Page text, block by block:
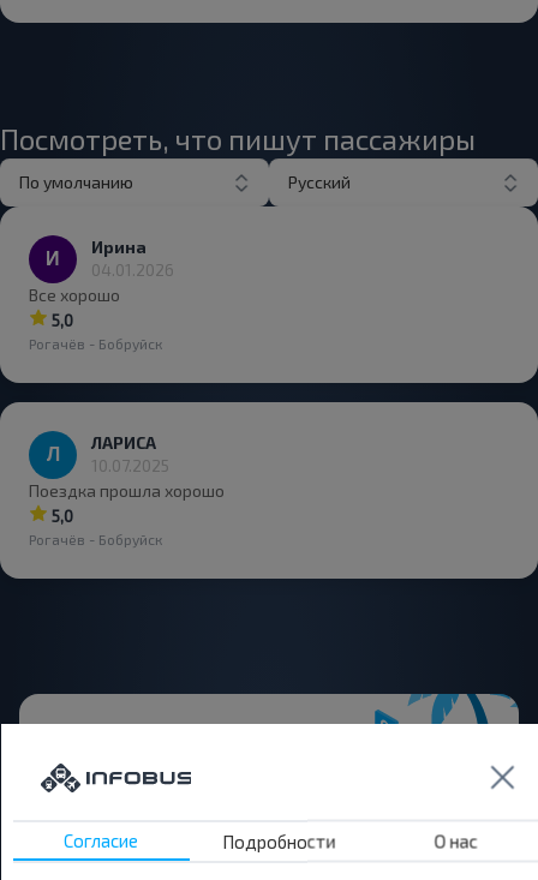
Посмотреть, что пишут пассажиры
По умолчанию Русский
Ирина
04.01.2026
Все хорошо
5,0
Рогачёв - Бобруйск
ЛАРИСА
10.07.2025
Поездка прошла хорошо
5,0
Рогачёв - Бобруйск
Хотите
путешествовать
Согласие Подробности О нас